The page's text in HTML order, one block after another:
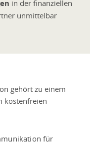
in der finanziellen
unmittelbar
gehört zu einem
kostenfreien
für